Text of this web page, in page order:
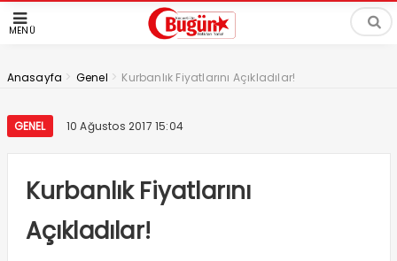
MENÜ
Anasayfa > Genel > Kurbanlık Fiyatlarını Açıkladılar!
GENEL 10 Ağustos 2017 15:04
Kurbanlık Fiyatlarını
Açıkladılar!